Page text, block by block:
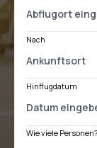
Nach
Hinflugdatum
Wie viele Personen?